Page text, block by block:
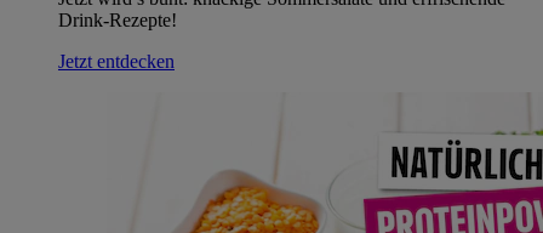
Drink-Rezepte!
Jetzt entdecken